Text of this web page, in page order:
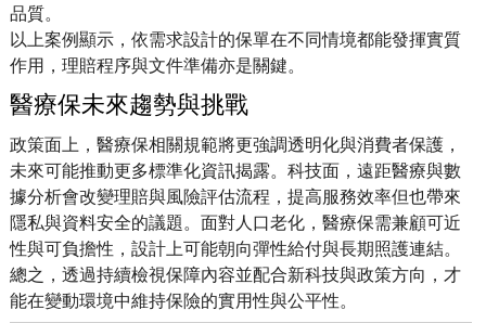
品質。
以上案例顯示，依需求設計的保單在不同情境都能發揮實質
作用，理賠程序與文件準備亦是關鍵。
醫療保未來趨勢與挑戰
政策面上，醫療保相關規範將更強調透明化與消費者保護，
未來可能推動更多標準化資訊揭露。科技面，遠距醫療與數
據分析會改變理賠與風險評估流程，提高服務效率但也帶來
隱私與資料安全的議題。面對人口老化，醫療保需兼顧可近
性與可負擔性，設計上可能朝向彈性給付與長期照護連結。
總之，透過持續檢視保障內容並配合新科技與政策方向，才
能在變動環境中維持保險的實用性與公平性。